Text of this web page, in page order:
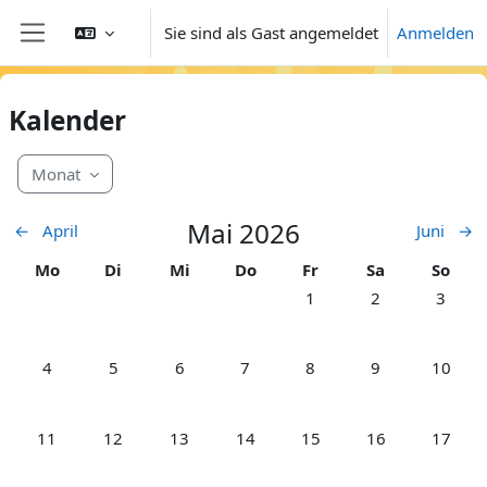
Website-Übersicht
Sie sind als Gast angemeldet Anmelden
Kalender
Monat
← April Mai 2026 Juni
→
Montag
Mo Dienstag
Di Mittwoch
Mi Donnerstag
Do Freitag
Fr Samstag
Sa
So
Keine Termine, Freitag,
1 Keine Termine,
2 Keine
3
Keine Termine, Montag, 4. Mai
4 Keine Termine, Dienstag, 5. Mai
5 Keine Termine, Mittwoch, 6. Mai
6 Keine Termine, Donnerstag, 7. Mai
7 Keine Termine, Freitag,
8 Keine Termine,
9 Keine
10
Keine Termine, Montag, 11. Mai
11 Keine Termine, Dienstag, 12. Mai
12 Keine Termine, Mittwoch, 13. Mai
13 Keine Termine, Donnerstag, 14.
14 Keine Termine, Freitag,
15 Keine Termine,
16 Keine
17